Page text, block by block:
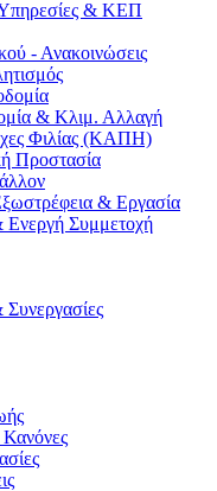
Υπηρεσίες & ΚΕΠ
- Ανακοινώσεις
& Κλιμ. Αλλαγή
Φιλίας (ΚΑΠΗ)
Προστασία
& Εργασία
Συμμετοχή
Κανόνες